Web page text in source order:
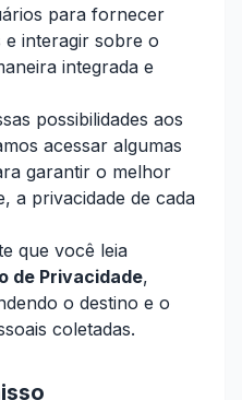
para fornecer
e interagir sobre o
integrada e
possibilidades aos
acessar algumas
garantir o melhor
a privacidade de cada
que você leia
de Privacidade,
o destino e o
coletadas.